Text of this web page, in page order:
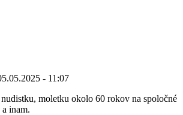
- 11:07
moletku okolo 60 rokov na spoločné
inam.